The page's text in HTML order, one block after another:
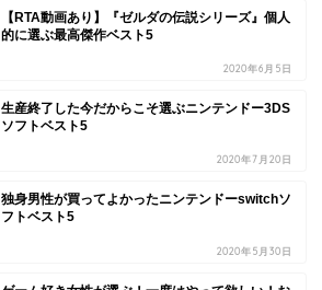
【RTA動画あり】『ゼルダの伝説シリーズ』個人
的に選ぶ最高傑作ベスト5
2020年6月5日
生産終了した今だからこそ選ぶニンテンドー3DS
ソフトベスト5
2020年7月20日
独身男性が買ってよかったニンテンドーswitchソ
フトベスト5
2020年5月30日